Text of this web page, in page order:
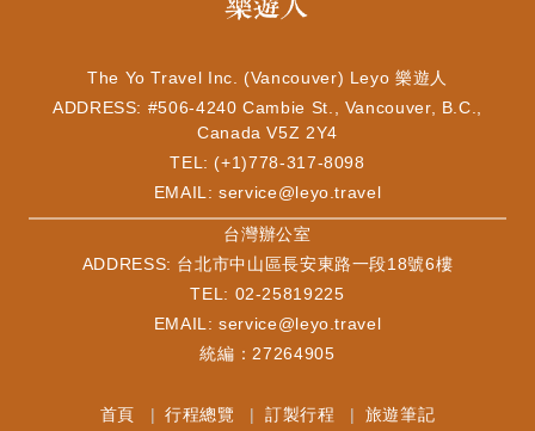
The Yo Travel Inc. (Vancouver) Leyo 樂遊人
ADDRESS: #506-4240 Cambie St., Vancouver, B.C.,
Canada V5Z 2Y4
TEL: (+1)778-317-8098
EMAIL:service@leyo.travel
​台灣辦公室
ADDRESS: 台北市中山區長安東路一段18號6樓
TEL: 02-25819225
EMAIL:service@leyo.travel
統編：27264905
首頁 行程總覽 訂製行程 旅遊筆記